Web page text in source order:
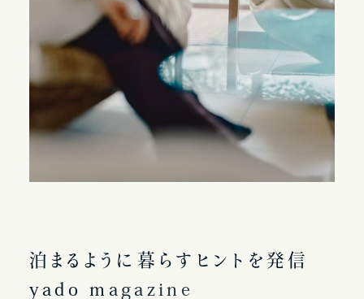
泊 ま る よ う に 暮 ら す ヒ ン ト を 発信
yad o m a ga zin e